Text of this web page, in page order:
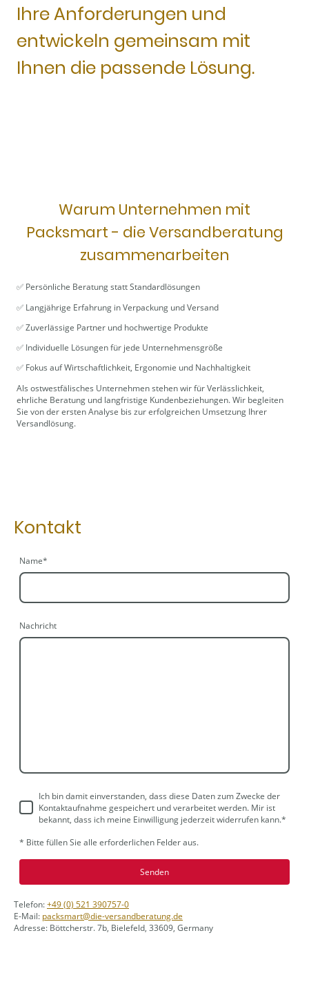
Ihre Anforderungen und
entwickeln gemeinsam mit
Ihnen die passende Lösung.
Warum Unternehmen mit
Packsmart - die Versandberatung
zusammenarbeiten
✅ Persönliche Beratung statt Standardlösungen
✅ Langjährige Erfahrung in Verpackung und Versand
✅ Zuverlässige Partner und hochwertige Produkte
✅ Individuelle Lösungen für jede Unternehmensgröße
✅ Fokus auf Wirtschaftlichkeit, Ergonomie und Nachhaltigkeit
Als ostwestfälisches Unternehmen stehen wir für Verlässlichkeit,
ehrliche Beratung und langfristige Kundenbeziehungen. Wir begleiten
Sie von der ersten Analyse bis zur erfolgreichen Umsetzung Ihrer
Versandlösung.
Kontakt
Name*
Nachricht
Ich bin damit einverstanden, dass diese Daten zum Zwecke der
Kontaktaufnahme gespeichert und verarbeitet werden. Mir ist
bekannt, dass ich meine Einwilligung jederzeit widerrufen kann.*
* Bitte füllen Sie alle erforderlichen Felder aus.
Senden
Telefon:+49 (0) 521 390757-0
E-Mail: packsmart@die-versandberatung.de
Adresse: Böttcherstr. 7b, Bielefeld, 33609, Germany